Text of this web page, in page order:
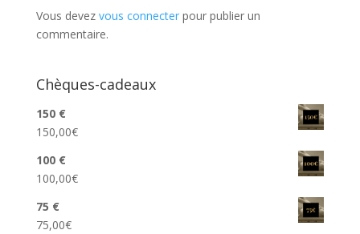
Vous devez vous connecterpour publier un
commentaire.
Chèques-cadeaux
150 €
150,00€
100 €
100,00€
75 €
75,00€